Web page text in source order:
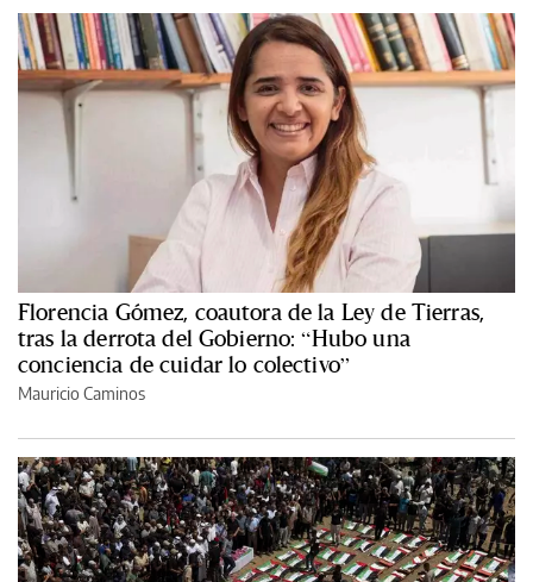
Florencia Gómez, coautora de la Ley de Tierras,
tras la derrota del Gobierno: “Hubo una
conciencia de cuidar lo colectivo”
Mauricio Caminos